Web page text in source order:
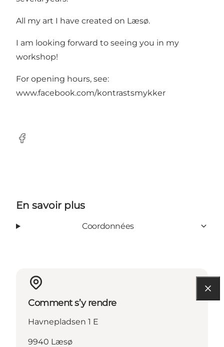
All my art I have created on Læsø.
I am looking forward to seeing you in my
workshop!
For opening hours, see:
www.facebook.com/kontrastsmykker
Facebook
En savoir plus
Coordonnées
Comment s’y rendre
Havnepladsen 1 E
9940 Læsø